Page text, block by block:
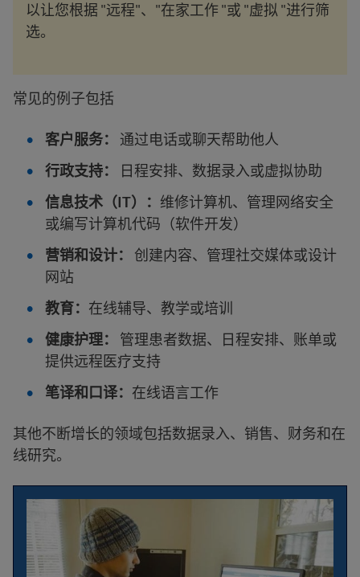
以让您根据 "远程"、"在家工作 "或 "虚拟 "进行筛
选。
常见的例子包括
客户服务： 通过电话或聊天帮助他人
行政支持：
日程安排、数据录入或虚拟协助
信息技术（IT）： 维修计算机、管理网络安全
或编写计算机代码（软件开发）
营销和设计： 创建内容、管理社交媒体或设计
网站
教育： 在线辅导、教学或培训
健康护理： 管理患者数据、日程安排、账单或
提供远程医疗支持
笔译和口译： 在线语言工作
其他不断增长的领域包括数据录入、销售、财务和在
线研究。